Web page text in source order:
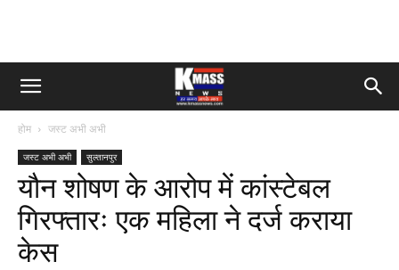
होम जस्ट अभी अभी
जस्ट अभी अभी सुल्तानपुर
यौन शोषण के आरोप में कांस्टेबल
गिरफ्तारः एक महिला ने दर्ज कराया
केस